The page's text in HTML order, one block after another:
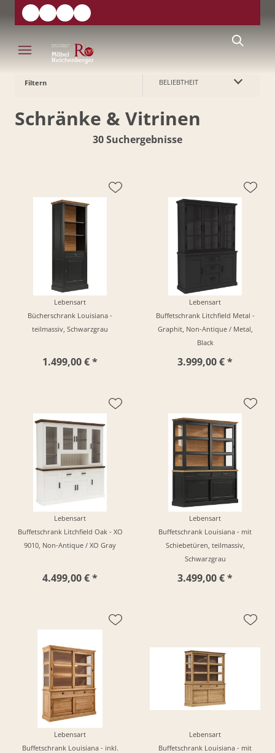
Filtern BELIEBTHEIT
Schränke & Vitrinen
30 Suchergebnisse
Lebensart
Bücherschrank Louisiana -
teilmassiv, Schwarzgrau
1.499,00 € *
Lebensart
Buffetschrank Litchfield Metal -
Graphit, Non-Antique / Metal,
Black
3.999,00 € *
Lebensart
Buffetschrank Litchfield Oak - XO
9010, Non-Antique / XO Gray
4.499,00 € *
Lebensart
Buffetschrank Louisiana - mit
Schiebetüren, teilmassiv,
Schwarzgrau
3.499,00 € *
Lebensart
Buffetschrank Louisiana - inkl.
Lebensart
Buffetschrank Louisiana - mit